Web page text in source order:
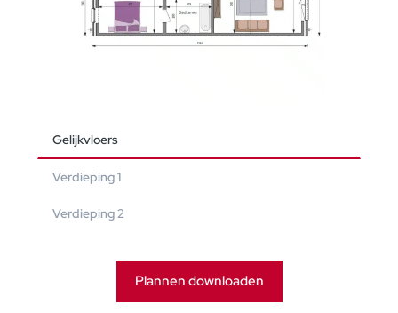
Gelijkvloers
Verdieping 1
Verdieping 2
Plannen downloaden